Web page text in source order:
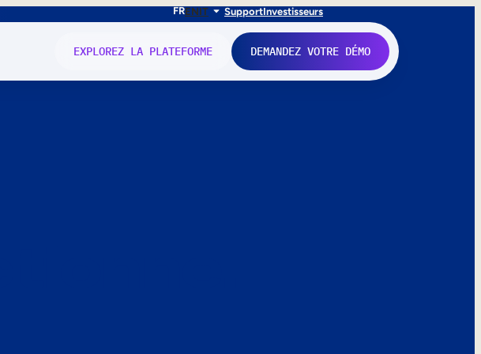
FRENIT SupportInvestisseurs
EXPLOREZ LA PLATEFORME DEMANDEZ VOTRE DÉMO